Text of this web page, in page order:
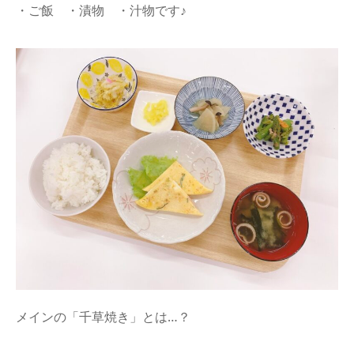
・ご飯 ・漬物 ・汁物です♪
メインの「千草焼き」とは…？